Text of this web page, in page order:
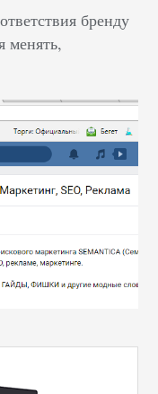
бренду
менять,